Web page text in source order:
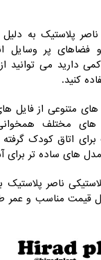
۵ طبقه ناصر پلاستیک
فضاهای پر وسایل
دارید می
کنید.
متنوعی از فایل
های مختلف
برای اتاق کودک
های ساده تر برای
ناصر
قیمت مناسب و عمر